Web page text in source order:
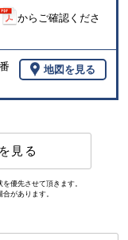
からご確認くださ
地図を見る
見る
優先させて頂きます。
があります。